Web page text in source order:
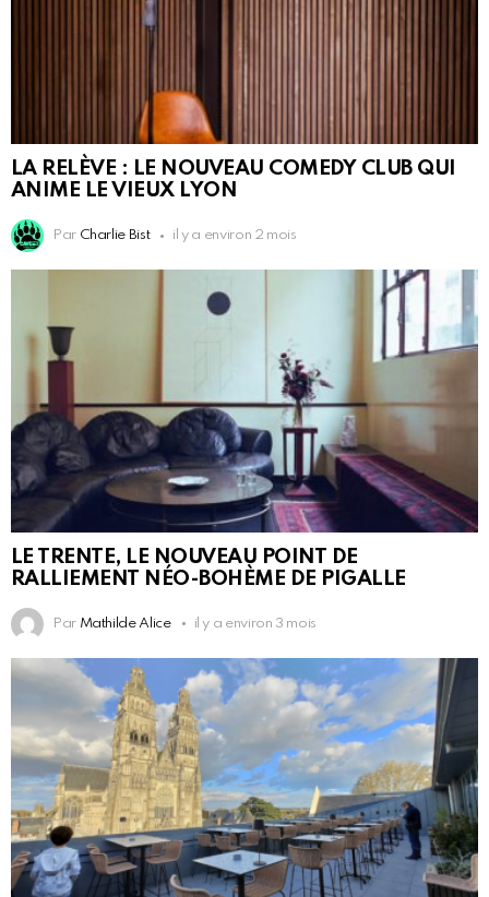
LA RELÈVE : LE NOUVEAU COMEDY CLUB QUI
ANIME LE VIEUX LYON
Par Charlie Bist il y a environ 2 mois
LE TRENTE, LE NOUVEAU POINT DE
RALLIEMENT NÉO-BOHÈME DE PIGALLE
Par Mathilde Alice il y a environ 3 mois